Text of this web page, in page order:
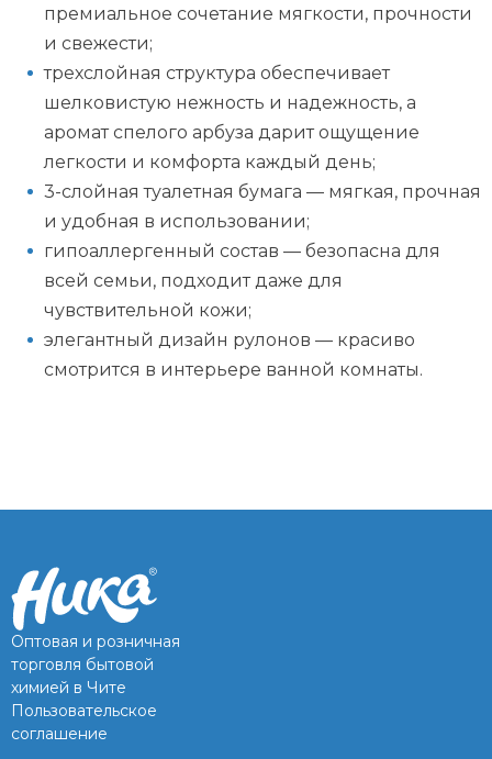
премиальное сочетание мягкости, прочности
и свежести;
трехслойная структура обеспечивает
шелковистую нежность и надежность, а
аромат спелого арбуза дарит ощущение
легкости и комфорта каждый день;
3-слойная туалетная бумага — мягкая, прочная
и удобная в использовании;
гипоаллергенный состав — безопасна для
всей семьи, подходит даже для
чувствительной кожи;
элегантный дизайн рулонов — красиво
смотрится в интерьере ванной комнаты.
Оптовая и розничная
торговля бытовой
химией в Чите
Пользовательское
соглашение